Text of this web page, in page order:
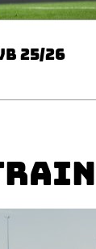
25/26